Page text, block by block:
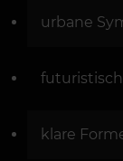
urbane
klare